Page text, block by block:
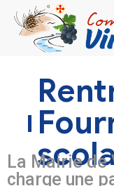
La Mairie de
charge une